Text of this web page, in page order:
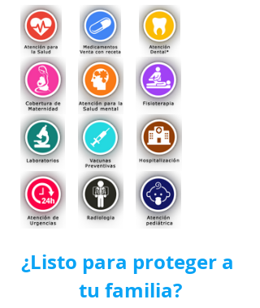
¿Listo para proteger a
tu familia?